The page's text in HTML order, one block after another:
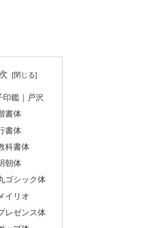
印鑑｜戸沢
書体
書体
科書体
朝体
ゴシック体
イリオ
レゼンス体